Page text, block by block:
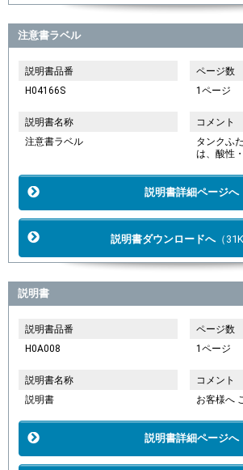
注意書ラベル
説明書品番
H04166S
ページ数
1ページ
説明書名称
注意書ラベル
コメント
タンクふ
は、酸性
説明書詳細ページへ
説明書ダウンロードへ（
説明書
説明書品番
H0A008
ページ数
1ページ
説明書名称
説明書
コメント
お客様へ
説明書詳細ページへ